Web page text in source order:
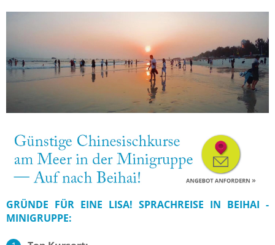
GRÜNDE FÜR EINE LISA! SPRACHREISE IN BEIHAI -
MINIGRUPPE: